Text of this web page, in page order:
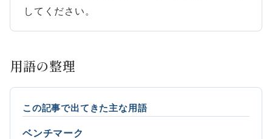
してください。
用語の整理
この記事で出てきた主な用語
ベンチマーク